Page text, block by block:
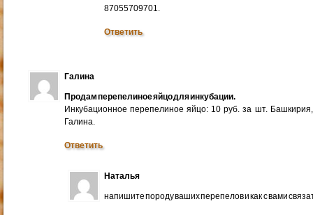
87055709701.
Ответить
Галина
Продам перепелиное яйцо для инкубации.
Инкубационное перепелиное яйцо: 10 руб. за шт.
Галина.
Ответить
Наталья
напишите породу ваших перепелов и как с вами